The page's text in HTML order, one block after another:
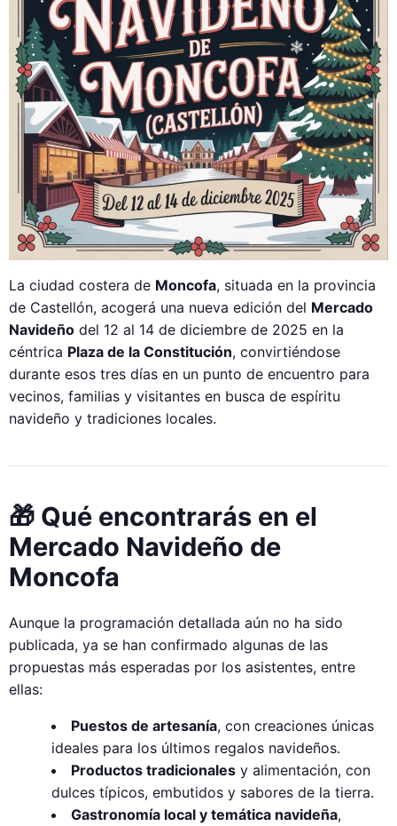
La ciudad costera de Moncofa, situada en la provincia
de Castellón, acogerá una nueva edición del Mercado
Navideño del 12 al 14 de diciembre de 2025 en la
céntrica Plaza de la Constitución, convirtiéndose
durante esos tres días en un punto de encuentro para
vecinos, familias y visitantes en busca de espíritu
navideño y tradiciones locales.
🎁 Qué encontrarás en el
Mercado Navideño de
Moncofa
Aunque la programación detallada aún no ha sido
publicada, ya se han confirmado algunas de las
propuestas más esperadas por los asistentes, entre
ellas:
Puestos de artesanía, con creaciones únicas
ideales para los últimos regalos navideños.
Productos tradicionales y alimentación, con
dulces típicos, embutidos y sabores de la tierra.
Gastronomía local y temática navideña,